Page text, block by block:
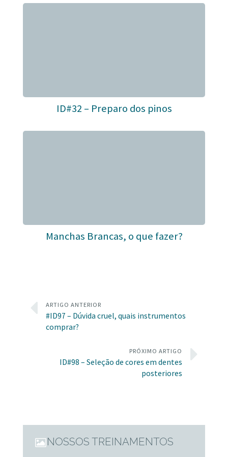
ID#32 – Preparo dos pinos
Manchas Brancas, o que fazer?
ARTIGO ANTERIOR
#ID97 – Dúvida cruel, quais instrumentos
comprar?
PRÓXIMO ARTIGO
ID#98 – Seleção de cores em dentes
posteriores
NOSSOS TREINAMENTOS